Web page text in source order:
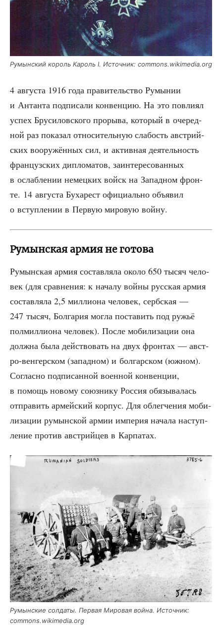
Румын­ский король Кароль I. Источ­ник: commons.wikimedia.org
4 авгу­ста 1916 года пра­ви­тель­ство Румы­нии
и Антан­та под­пи­са­ли кон­вен­цию. На это повли­ял
успех Бру­си­лов­ско­го про­ры­ва, кото­рый в оче­ред­
ной раз пока­зал отно­си­тель­ную сла­бость австрий­
ских воору­жён­ных сил, и актив­ная дея­тель­ность
фран­цуз­ских дипло­ма­тов, заин­те­ре­со­ван­ных
в ослаб­ле­нии немец­ких войск на Запад­ном фрон­
те. 14 авгу­ста Буха­рест офи­ци­аль­но объ­явил
о вступ­ле­нии в Первую миро­вую войну.
Румынская армия не готова
Румын­ская армия состав­ля­ла око­ло 650 тысяч чело­
век (для срав­не­ния: к нача­лу вой­ны рус­ская армия
состав­ля­ла 2,5 мил­ли­о­на чело­век, серб­ская —
247 тысяч, Бол­га­рия мог­ла поста­вить под ружьё
пол­мил­ли­о­на чело­век). После моби­ли­за­ции она
долж­на была дей­ство­вать на двух фрон­тах — авст­
ро-вен­гер­ском (запад­ном) и бол­гар­ском (южном).
Соглас­но под­пи­сан­ной воен­ной кон­вен­ции,
в помощь ново­му союз­ни­ку Рос­сия обя­зы­ва­лась
отпра­вить армей­ский кор­пус. Для облег­че­ния моби­
ли­за­ции румын­ской армии импе­рия нача­ла наступ­
ле­ние про­тив австрий­цев в Карпатах.
Румын­ские сол­да­ты. Пер­вая Миро­вая вой­на. Источ­ник:
commons.wikimedia.org